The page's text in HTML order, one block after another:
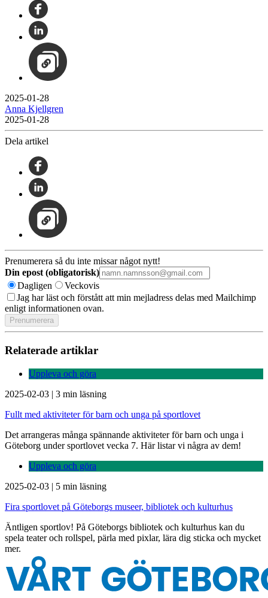
2025-01-28
Anna Kjellgren
2025-01-28
Dela artikel
Prenumerera så du inte missar något nytt!
Din epost (obligatorisk)
Dagligen
Veckovis
Jag har läst och förstått att min mejladress delas med Mailchimp
enligt informationen ovan.
Relaterade artiklar
Uppleva och göra
2025-02-03 | 3 min läsning
Fullt med aktiviteter för barn och unga på sportlovet
Det arrangeras många spännande aktiviteter för barn och unga i
Göteborg under sportlovet vecka 7. Här listar vi några av dem!
Uppleva och göra
2025-02-03 | 5 min läsning
Fira sportlovet på Göteborgs museer, bibliotek och kulturhus
Äntligen sportlov! På Göteborgs bibliotek och kulturhus kan du
spela teater och rollspel, pärla med pixlar, lära dig sticka och mycket
mer.